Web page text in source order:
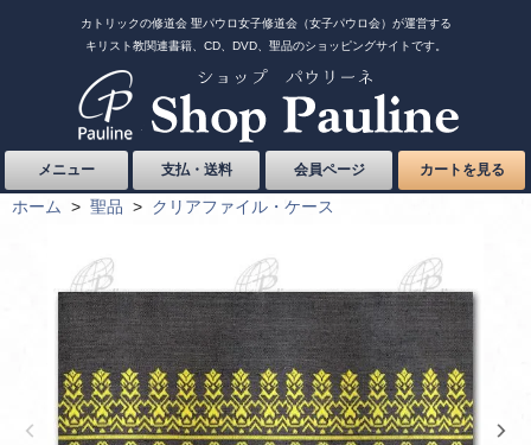
カトリックの修道会 聖パウロ女子修道会（女子パウロ会）が運営する
キリスト教関連書籍、CD、DVD、聖品のショッピングサイトです。
メニュー 支払・送料 会員ページ カートを見る
ホーム > 聖品 > クリアファイル・ケース